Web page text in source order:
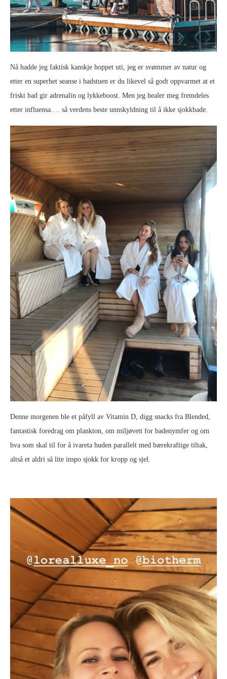
Nå hadde jeg faktisk kanskje hoppet uti, jeg er svømmer av natur og
etter en superhet seanse i badstuen er du likevel så godt oppvarmet at et
friskt bad gir adrenalin og lykkeboost. Men jeg healer meg fremdeles
etter influensa…. så verdens beste unnskyldning til å ikke sjokkbade.
Denne morgenen ble et påfyll av Vitamin D, digg snacks fra Blended,
fantastisk foredrag om plankton, om miljøvett for badenymfer og om
hva som skal til for å ivareta huden parallelt med bærekraftige tiltak,
altså et aldri så lite inspo sjokk for kropp og sjel.